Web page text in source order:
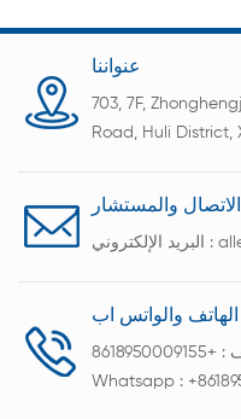
عنواننا
703, 7F,
Road, Huli District,
الاتصال والمستشار
البريد الإلكتروني :
الهاتف والواتس اب
:
+8618950009155
Whatsapp :